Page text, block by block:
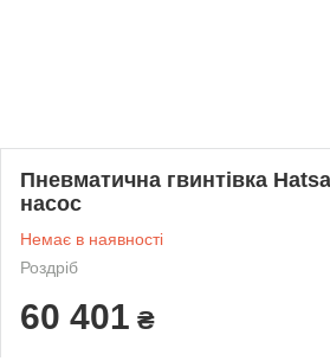
Пневматична гвинтівка
насос
Немає в наявності
Роздріб
60 401 ₴